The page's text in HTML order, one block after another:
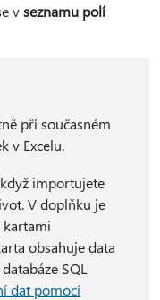
vseznamu polí
při současném
v Excelu.
importujete
V doplňku je
kartami
obsahuje data
SQL
dat pomocí